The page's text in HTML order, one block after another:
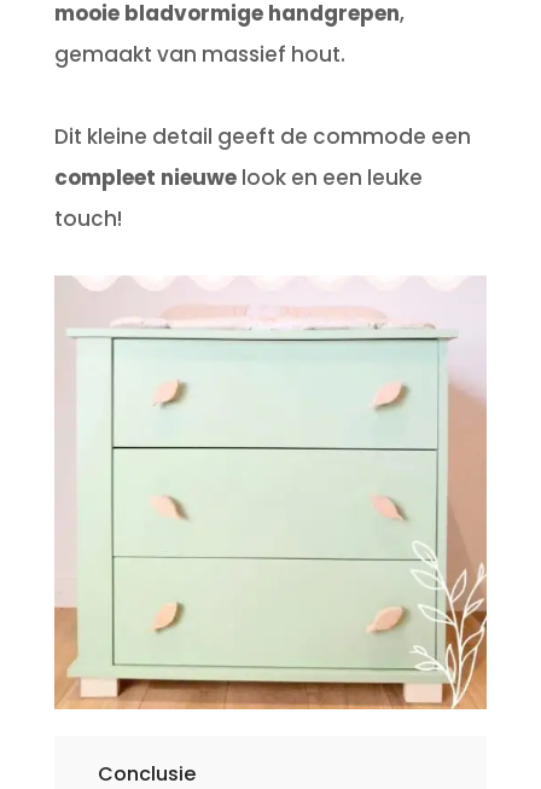
mooie bladvormige handgrepen,
gemaakt van massief hout.
Dit kleine detail geeft de commode een
compleet nieuwelook en een leuke
touch!
Conclusie